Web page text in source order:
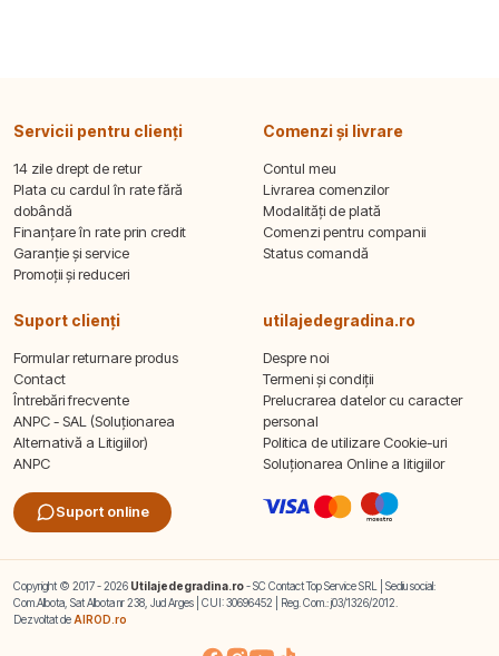
Servicii pentru clienți
14 zile drept de retur
Plata cu cardul în rate fără
dobândă
Finanțare în rate prin credit
Garanție și service
Promoții și reduceri
Comenzi și livrare
Contul meu
Livrarea comenzilor
Modalități de plată
Comenzi pentru companii
Status comandă
Suport clienți
Formular returnare produs
Contact
Întrebări frecvente
ANPC - SAL (Soluționarea
Alternativă a Litigiilor)
ANPC
Suport online
utilajedegradina.ro
Despre noi
Termeni și condiții
Prelucrarea datelor cu caracter
personal
Politica de utilizare Cookie-uri
Soluționarea Online a litigiilor
Copyright © 2017 - 2026 Utilajedegradina.ro- SC Contact Top Service SRL | Sediu social:
Com.Albota, Sat Albota nr 238, Jud Arges | CUI: 30696452 | Reg. Com.: j03/1326/2012.
Dezvoltat de AIROD.ro